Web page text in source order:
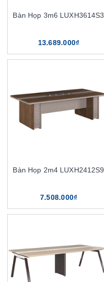
Bàn Họp 3m6 LUXH3614S3
13.689.000₫
Bàn Họp 2m4 LUXH2412S9
7.508.000₫